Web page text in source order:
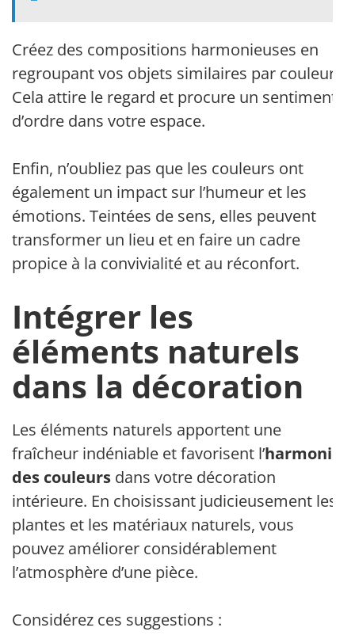
Créez des compositions harmonieuses en
regroupant vos objets similaires par couleur.
Cela attire le regard et procure un sentiment
d’ordre dans votre espace.
Enfin, n’oubliez pas que les couleurs ont
également un impact sur l’humeur et les
émotions. Teintées de sens, elles peuvent
transformer un lieu et en faire un cadre
propice à la convivialité et au réconfort.
Intégrer les
éléments naturels
dans la décoration
Les éléments naturels apportent une
fraîcheur indéniable et favorisent l’harmonie
des couleurs dans votre décoration
intérieure. En choisissant judicieusement les
plantes et les matériaux naturels, vous
pouvez améliorer considérablement
l’atmosphère d’une pièce.
Considérez ces suggestions :